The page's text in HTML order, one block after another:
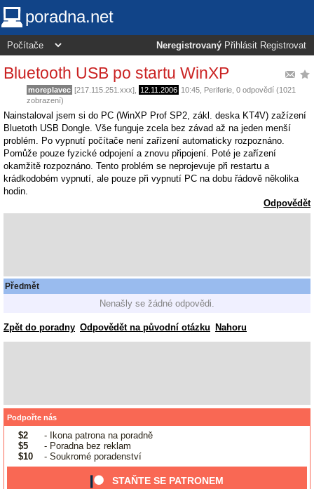
poradna.net
Neregistrovaný Přihlásit Registrovat
Bluetooth USB po startu WinXP
moreplavec [217.115.251.xxx], 12.11.2006 10:45 Periferie , 0 odpovědí (1021
zobrazení)
Nainstaloval jsem si do PC (WinXP Prof SP2, zákl. deska KT4V) zažízení
Bluetoth USB Dongle. Vše funguje zcela bez závad až na jeden menší
problém. Po vypnutí počítače není zařízení automaticky rozpoznáno.
Pomůže pouze fyzické odpojení a znovu připojení. Poté je zařízení
okamžitě rozpoznáno. Tento problém se neprojevuje při restartu a
krádkodobém vypnutí, ale pouze při vypnutí PC na dobu řádově několika
hodin.
Odpovědět
Předmět
Nenašly se žádné odpovědi.
Zpět do poradny Odpovědět na původní otázku Nahoru
Podpořte nás
$2
- Ikona patrona na poradně
$5
- Poradna bez reklam
$10
- Soukromé poradenství
STAŇTE SE PATRONEM